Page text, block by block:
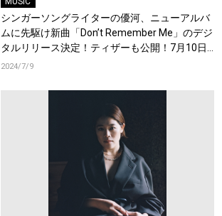
シンガーソングライターの優河、ニューアルバ
ムに先駆け新曲「Don’t Remember Me」のデジ
タルリリース決定！ティザーも公開！7月10日
のα-STATIONでラジオ初オンエア決定！
2024/7/9